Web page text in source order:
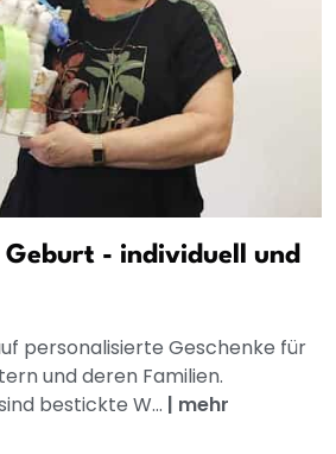
Geburt - individuell und
personalisierte Geschenke für
und deren Familien.
bestickte W... | mehr